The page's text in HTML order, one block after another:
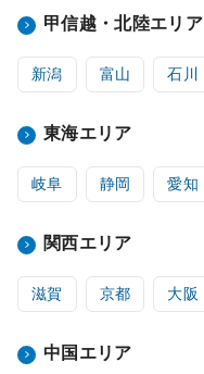
甲信越・北陸エリア
新潟 富山 石川
東海エリア
岐阜 静岡 愛知
関西エリア
滋賀 京都 大阪
中国エリア